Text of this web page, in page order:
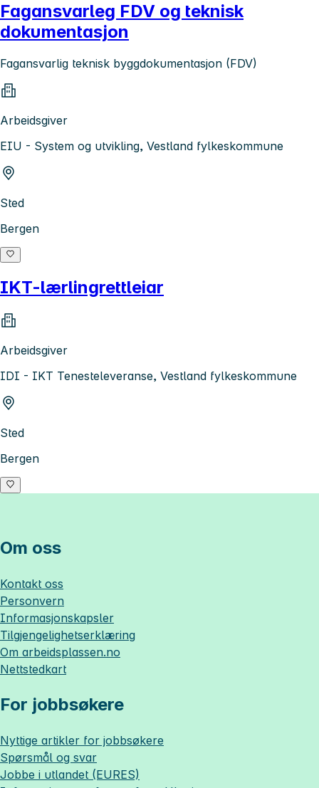
Fagansvarleg FDV og teknisk
dokumentasjon
Fagansvarlig teknisk byggdokumentasjon (FDV)
Arbeidsgiver
EIU - System og utvikling, Vestland fylkeskommune
Sted
Bergen
IKT-lærlingrettleiar
Arbeidsgiver
IDI - IKT Tenesteleveranse, Vestland fylkeskommune
Sted
Bergen
Om oss
Kontakt oss
Personvern
Informasjonskapsler
Tilgjengelighetserklæring
Om arbeidsplassen.no
Nettstedkart
For jobbsøkere
Nyttige artikler for jobbsøkere
Spørsmål og svar
Jobbe i utlandet (EURES)